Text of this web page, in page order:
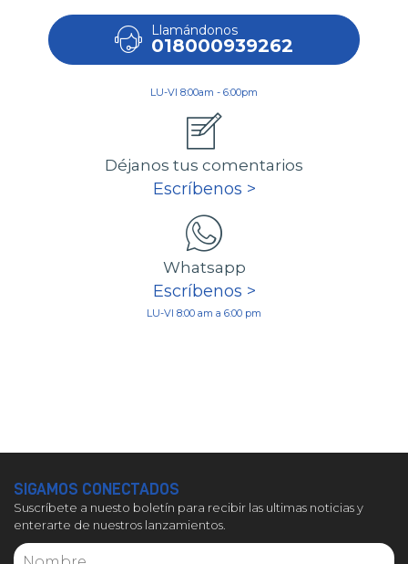
Llamándonos
018000939262
LU-VI 8:00am - 6:00pm
Déjanos tus comentarios
Escríbenos >
Whatsapp
Escríbenos >
LU-VI 8:00 am a 6:00 pm
SIGAMOS CONECTADOS
Suscríbete a nuesto boletín para recibir las ultimas noticias y
enterarte de nuestros lanzamientos.